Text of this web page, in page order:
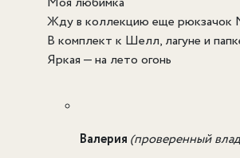
Жду в коллекцию еще рюкзачок
В комплект к Шелл, лагуне и
Яркая — на лето огонь
Валерия (проверенный